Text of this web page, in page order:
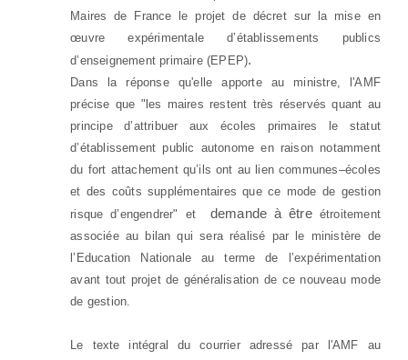
Maires de France le projet de décret sur la mise en
œuvre expérimentale d’établissements publics
d’enseignement primaire (EPEP).
Dans la réponse qu'elle apporte au ministre, l'AMF
précise que "les maires restent très réservés quant au
principe d’attribuer aux écoles primaires le statut
d’établissement public autonome en raison notamment
du fort attachement qu’ils ont au lien communes–écoles
et des coûts supplémentaires que ce mode de gestion
risque d’engendrer" et
demande à êtreétroitement
associée au bilan qui sera réalisé par le ministère de
l’Education Nationale au terme de l’expérimentation
avant tout projet de généralisation de ce nouveau mode
de gestion.
Le texte intégral du courrier adressé par l'AMF au